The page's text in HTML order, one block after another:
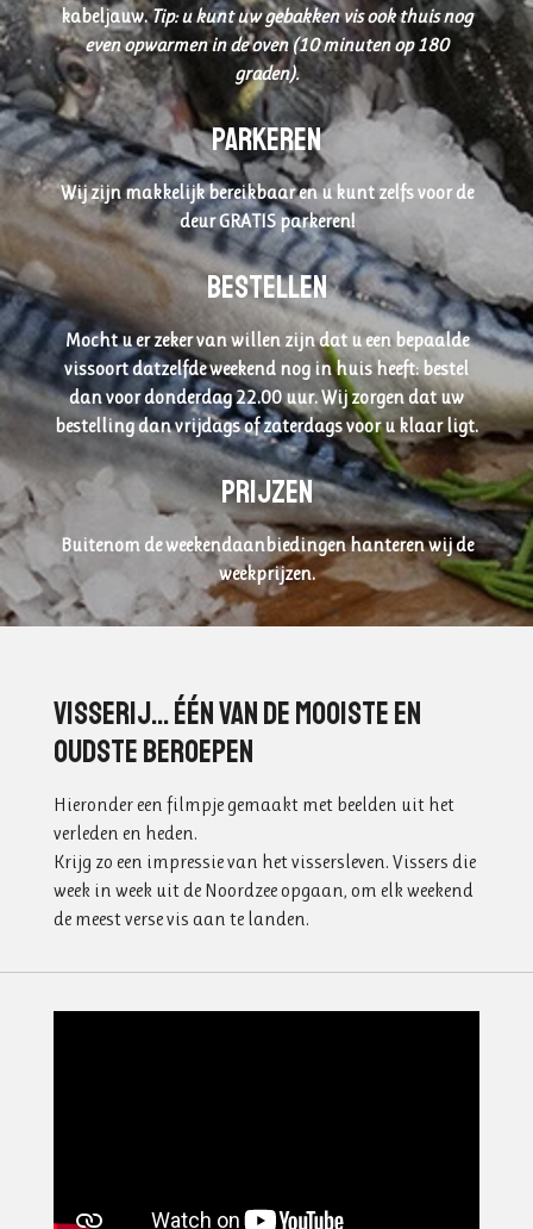
kabeljauw.Tip: u kunt uw gebakken vis ook thuis nog
even opwarmen in de oven (10 minuten op 180
graden).
Parkeren
Wij zijn makkelijk bereikbaar en u kunt zelfs voor de
deur GRATIS parkeren!
BEStellen
Mocht u er zeker van willen zijn dat u een bepaalde
vissoort datzelfde weekend nog in huis heeft: bestel
dan voor donderdag 22.00 uur. Wij zorgen dat uw
bestelling dan vrijdags of zaterdags voor u klaar ligt.
Prijzen
Buitenom de weekendaanbiedingen hanteren wij de
weekprijzen.
Visserij... één van de mooiste en
oudste beroepen
Hieronder een filmpje gemaakt met beelden uit het
verleden en heden.
Krijg zo een impressie van het vissersleven. Vissers die
week in week uit de Noordzee opgaan, om elk weekend
de meest verse vis aan te landen.